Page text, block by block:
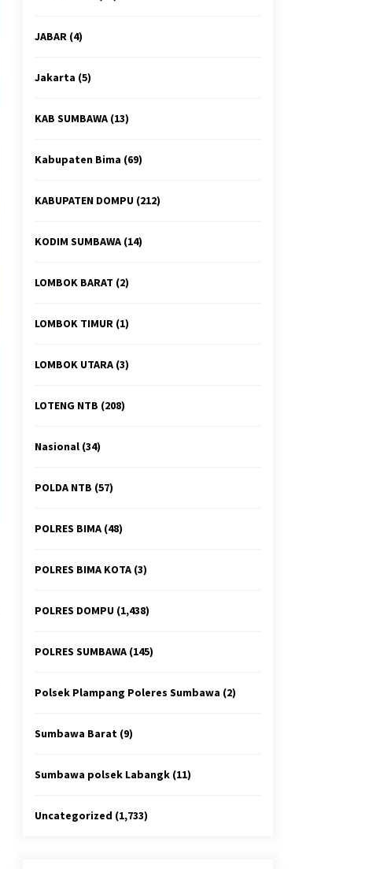
JABAR (4)
Jakarta (5)
KAB SUMBAWA (13)
Kabupaten Bima (69)
KABUPATEN DOMPU (212)
KODIM SUMBAWA (14)
LOMBOK BARAT (2)
LOMBOK TIMUR (1)
LOMBOK UTARA (3)
LOTENG NTB (208)
Nasional (34)
POLDA NTB (57)
POLRES BIMA (48)
POLRES BIMA KOTA (3)
POLRES DOMPU (1,438)
POLRES SUMBAWA (145)
Polsek Plampang Poleres Sumbawa (2)
Sumbawa Barat (9)
Sumbawa polsek Labangk (11)
Uncategorized (1,733)